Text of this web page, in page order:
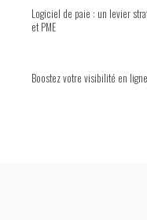
Logiciel de paie : un levier
et PME
Boostez votre visibilité en